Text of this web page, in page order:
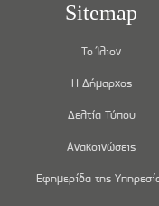
Sitemap
Το Ίλιον
Η Δήμαρχος
Δελτία Τύπου
Ανακοινώσεις
Εφημερίδα της